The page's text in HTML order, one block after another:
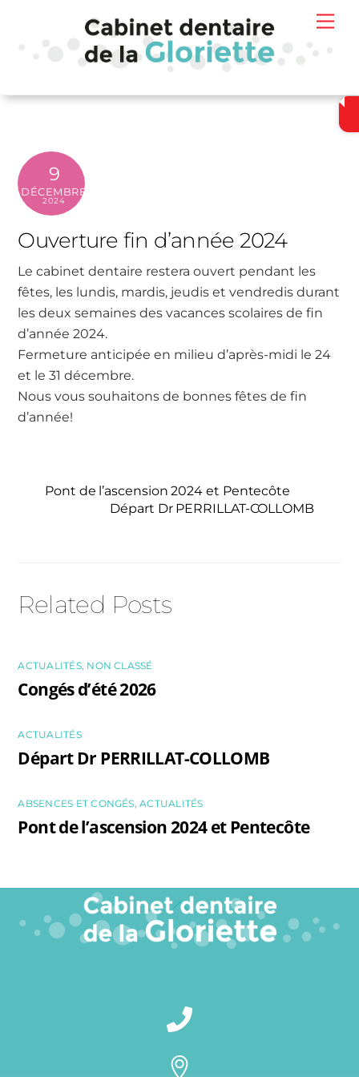
content
9
DÉCEMBRE
2024
Ouverture fin d’année 2024
Le cabinet dentaire restera ouvert pendant les
fêtes, les lundis, mardis, jeudis et vendredis durant
les deux semaines des vacances scolaires de fin
d’année 2024.
Fermeture anticipée en milieu d’après-midi le 24
et le 31 décembre.
Nous vous souhaitons de bonnes fêtes de fin
d’année!
Pont de l’ascension 2024 et Pentecôte
Départ Dr PERRILLAT-COLLOMB
Related Posts
ACTUALITÉS, NON CLASSÉ
Congés d’été 2026
ACTUALITÉS
Départ Dr PERRILLAT-COLLOMB
ABSENCES ET CONGÉS,ACTUALITÉS
Pont de l’ascension 2024 et Pentecôte
Back
To
Top